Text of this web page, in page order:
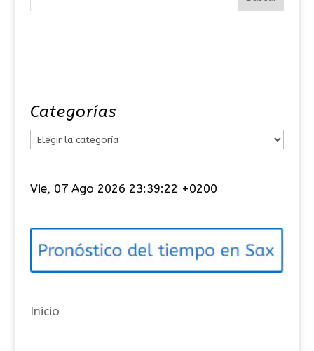
Categorías
e
o
í
s
Vie, 07 Ago 2026 23:39:23 +0200
Inicio